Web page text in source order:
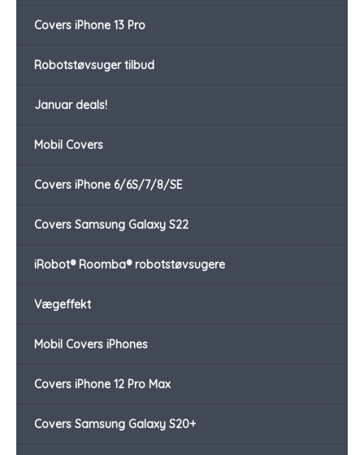
Covers iPhone 13 Pro
Robotstøvsuger tilbud
Januar deals!
Mobil Covers
Covers iPhone 6/6S/7/8/SE
Covers Samsung Galaxy S22
iRobot® Roomba® robotstøvsugere
Vægeffekt
Mobil Covers iPhones
Covers iPhone 12 Pro Max
Covers Samsung Galaxy S20+